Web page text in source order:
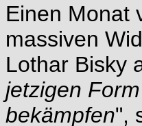
Einen Monat
massiven
Lothar Bisky
jetzigen
bekämpfen",